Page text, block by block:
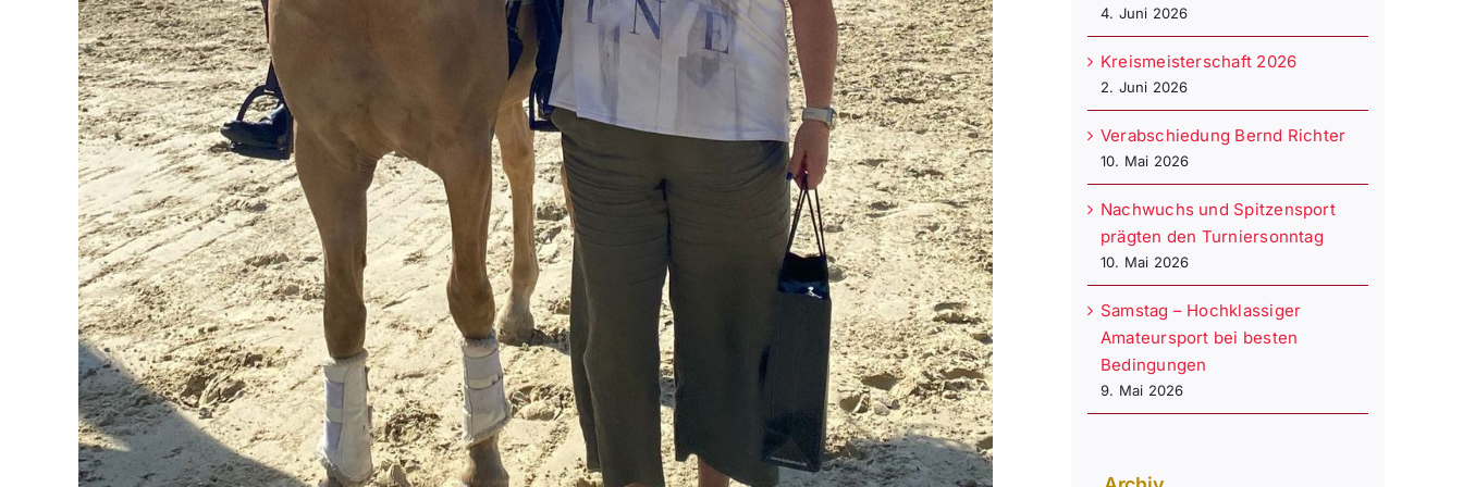
4. Juni 2026
Kreismeisterschaft 2026
2. Juni 2026
Verabschiedung Bernd Richter
10. Mai 2026
Nachwuchs und Spitzensport
prägten den Turniersonntag
10. Mai 2026
Samstag – Hochklassiger
Amateursport bei besten
Bedingungen
9. Mai 2026